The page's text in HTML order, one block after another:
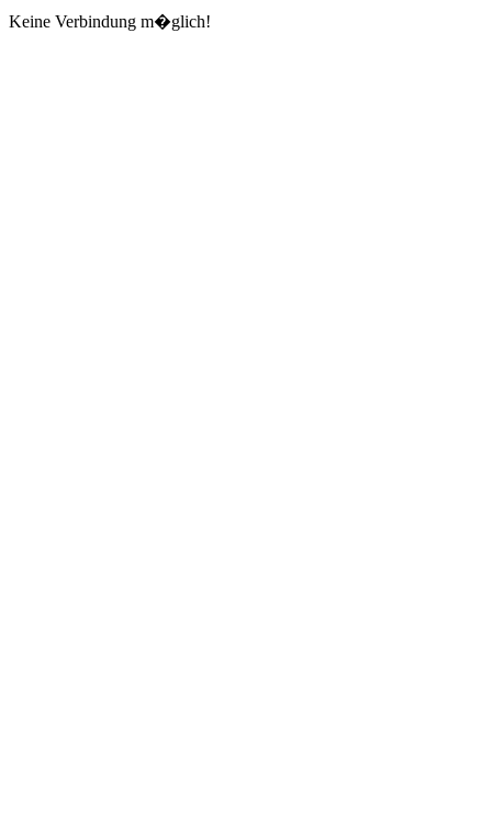
Keine Verbindung m�glich!